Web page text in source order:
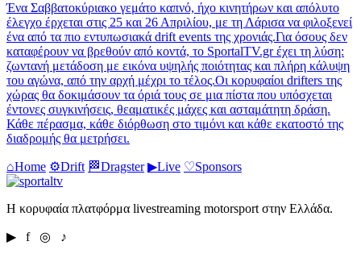
Ένα Σαββατοκύριακο γεμάτο καπνό, ήχο κινητήρων και απόλυτο
έλεγχο έρχεται στις 25 και 26 Απριλίου, με τη Λάρισα να φιλοξενεί
ένα από τα πιο εντυπωσιακά drift events της χρονιάς.Για όσους δεν
καταφέρουν να βρεθούν από κοντά, το SportalTV.gr έχει τη λύση:
ζωντανή μετάδοση με εικόνα υψηλής ποιότητας και πλήρη κάλυψη
του αγώνα, από την αρχή μέχρι το τέλος.Οι κορυφαίοι drifters της
χώρας θα δοκιμάσουν τα όριά τους σε μια πίστα που υπόσχεται
έντονες συγκινήσεις, θεαματικές μάχες και ασταμάτητη δράση.
Κάθε πέρασμα, κάθε διόρθωση στο τιμόνι και κάθε εκατοστό της
διαδρομής θα μετρήσει.
⌂Home ⚙Drift 🏁Dragster ▶Live ♡Sponsors
Η κορυφαία πλατφόρμα livestreaming motorsport στην Ελλάδα.
▶ f ◎ ♪